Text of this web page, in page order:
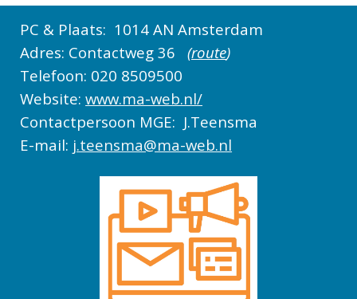
PC & Plaats: 1014 AN Amsterdam
Adres: Contactweg 36
(route)
Telefoon: 020 8509500
Website:www.ma-web.nl/
Contactpersoon MGE: J.Teensma
E-mail: j.teensma@ma-web.nl